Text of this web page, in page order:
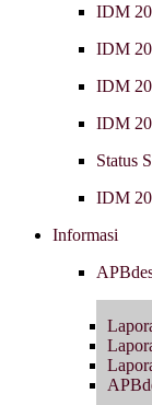
IDM
IDM
IDM
IDM
Status
IDM
Informasi